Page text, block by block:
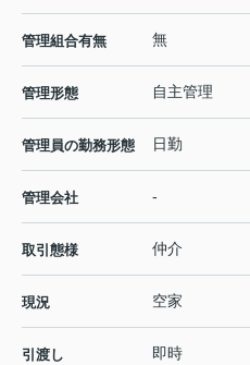
管理組合有無 無
管理形態 自主管理
管理員の勤務形態 日勤
管理会社 -
取引態様 仲介
現況 空家
引渡し 即時